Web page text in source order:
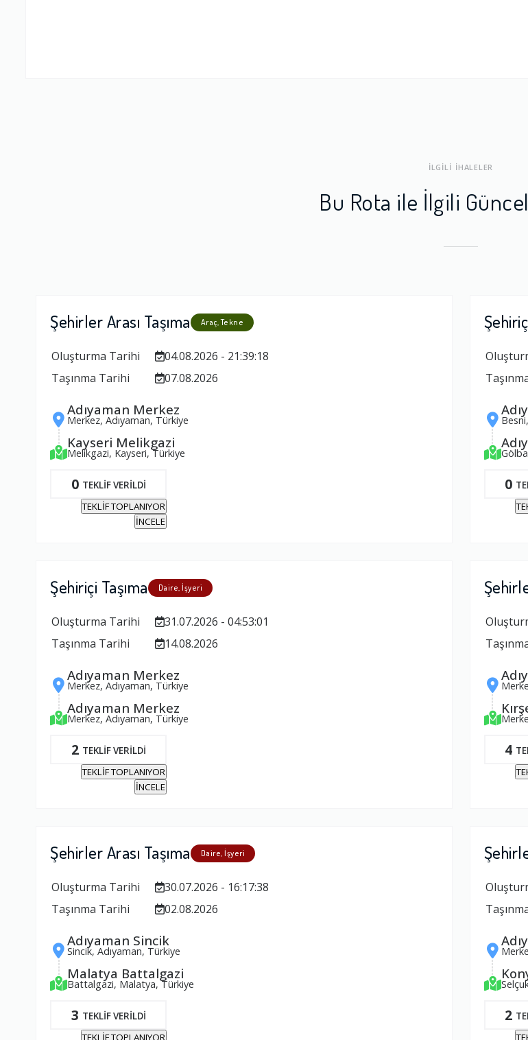
İLGİLİ İHALELER
Bu Rota ile İlgili
Şehirler Arası Taşıma Araç, Tekne
Oluşturma Tarihi
04.08.2026 - 21:39:18
Taşınma Tarihi
07.08.2026
Adıyaman Merkez
Merkez, Adıyaman, Türkiye
Kayseri Melikgazi
Melikgazi, Kayseri, Türkiye
0 TEKLİF VERİLDİ
TEKLİF TOPLANIYOR
İNCELE
0
Şehiriçi Taşıma Daire, İşyeri
Oluşturma Tarihi
31.07.2026 - 04:53:01
Taşınma Tarihi
14.08.2026
Adıyaman Merkez
Merkez, Adıyaman, Türkiye
Adıyaman Merkez
Merkez, Adıyaman, Türkiye
2 TEKLİF VERİLDİ
TEKLİF TOPLANIYOR
İNCELE
4
Şehirler Arası Taşıma Daire, İşyeri
Oluşturma Tarihi
30.07.2026 - 16:17:38
Taşınma Tarihi
02.08.2026
Adıyaman Sincik
Sincik, Adıyaman, Türkiye
Malatya Battalgazi
Battalgazi, Malatya, Türkiye
3 TEKLİF VERİLDİ
TEKLİF TOPLANIYOR
2
Fiyatlandırma Dengesi 1.0